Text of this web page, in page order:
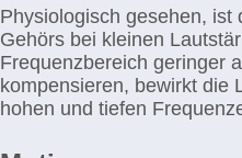
Physiologisch gesehen, ist
Gehörs bei kleinen
Frequenzbereich geringer
kompensieren, bewirkt die
hohen und tiefen